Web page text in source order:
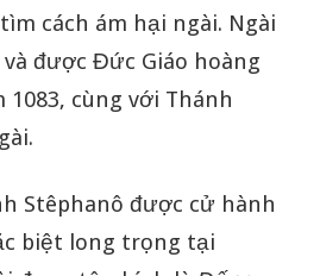
cách ám hại ngài. Ngài
được Đức Giáo hoàng
cùng với Thánh
Stêphanô được cử hành
biệt long trọng tại